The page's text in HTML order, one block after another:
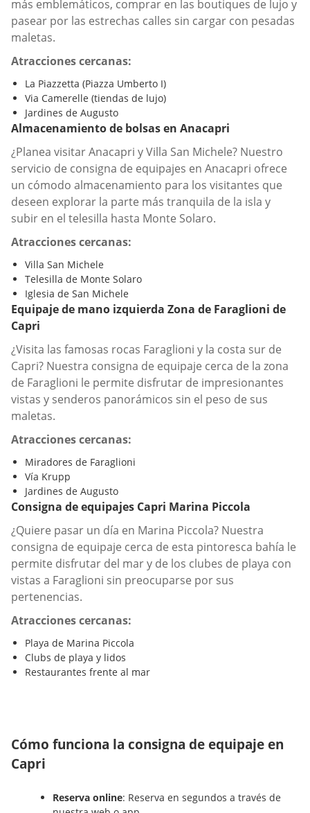
más emblemáticos, comprar en las boutiques de lujo y
pasear por las estrechas calles sin cargar con pesadas
maletas.
Atracciones cercanas:
La Piazzetta (Piazza Umberto I)
Via Camerelle (tiendas de lujo)
Jardines de Augusto
Almacenamiento de bolsas en Anacapri
¿Planea visitar Anacapri y Villa San Michele? Nuestro
servicio de consigna de equipajes en Anacapri ofrece
un cómodo almacenamiento para los visitantes que
deseen explorar la parte más tranquila de la isla y
subir en el telesilla hasta Monte Solaro.
Atracciones cercanas:
Villa San Michele
Telesilla de Monte Solaro
Iglesia de San Michele
Equipaje de mano izquierda Zona de Faraglioni de
Capri
¿Visita las famosas rocas Faraglioni y la costa sur de
Capri? Nuestra consigna de equipaje cerca de la zona
de Faraglioni le permite disfrutar de impresionantes
vistas y senderos panorámicos sin el peso de sus
maletas.
Atracciones cercanas:
Miradores de Faraglioni
Vía Krupp
Jardines de Augusto
Consigna de equipajes Capri Marina Piccola
¿Quiere pasar un día en Marina Piccola? Nuestra
consigna de equipaje cerca de esta pintoresca bahía le
permite disfrutar del mar y de los clubes de playa con
vistas a Faraglioni sin preocuparse por sus
pertenencias.
Atracciones cercanas:
Playa de Marina Piccola
Clubs de playa y lidos
Restaurantes frente al mar
Cómo funciona la consigna de equipaje en
Capri
Reserva online: Reserva en segundos a través de